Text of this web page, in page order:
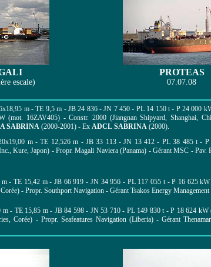
escale)
PROTEAS
07.07.08
m - TE 9,5 m - JB 24 836 - JN 7 450 - PL 14 150 t - P 24 000
16ZAV405) - Constr. 2000 (Jiangnan Shipyard, Shanghai,
SABRINA(2000-2001) - Ex ADCL SABRINA(2000).
m - TE 12,526 m - JB 33 113 - JN 13 412 - PL 38 485 t
Kure, Japon) - Propr. Magali Naviera (Panama) - Gérant MSC -
m - TE 15,42 m - JB 66 919 - JN 34 956 - PL 117 055 t - P 16 625
- Propr. Southport Navigation - Gérant Tsakos Energy
- TE 15,85 m - JB 84 598 - JN 53 710 - PL 149 830 t - P 18 624
Corée) - Propr. Seafeatures Navigation (Liberia) - Gérant